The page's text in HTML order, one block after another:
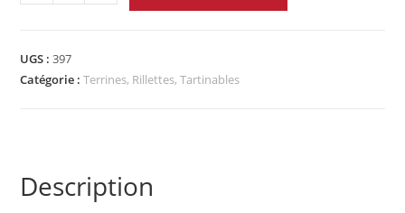
UGS :397
Catégorie :Terrines, Rillettes, Tartinables
Description